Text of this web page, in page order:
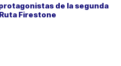
de la segunda
Firestone